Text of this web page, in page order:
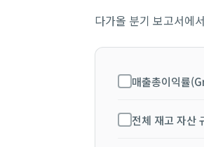
다가올 분기 보고서에
매출총이익률
전체 재고 자산